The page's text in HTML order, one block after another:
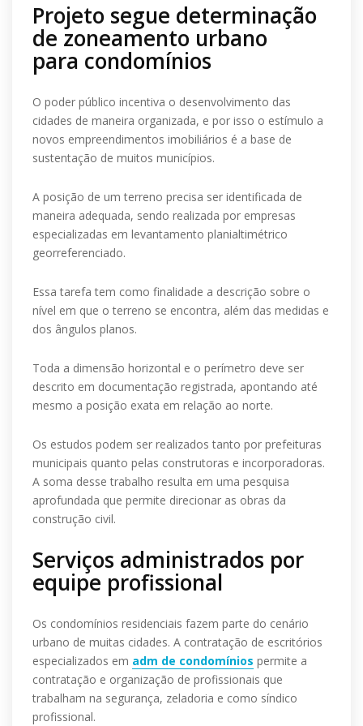
Projeto segue determinação
de zoneamento urbano
para condomínios
O poder público incentiva o desenvolvimento das
cidades de maneira organizada, e por isso o estímulo a
novos empreendimentos imobiliários é a base de
sustentação de muitos municípios.
A posição de um terreno precisa ser identificada de
maneira adequada, sendo realizada por empresas
especializadas em levantamento planialtimétrico
georreferenciado.
Essa tarefa tem como finalidade a descrição sobre o
nível em que o terreno se encontra, além das medidas e
dos ângulos planos.
Toda a dimensão horizontal e o perímetro deve ser
descrito em documentação registrada, apontando até
mesmo a posição exata em relação ao norte.
Os estudos podem ser realizados tanto por prefeituras
municipais quanto pelas construtoras e incorporadoras.
A soma desse trabalho resulta em uma pesquisa
aprofundada que permite direcionar as obras da
construção civil.
Serviços administrados por
equipe profissional
Os condomínios residenciais fazem parte do cenário
urbano de muitas cidades. A contratação de escritórios
especializados em adm de condomínios permite a
contratação e organização de profissionais que
trabalham na segurança, zeladoria e como síndico
profissional.